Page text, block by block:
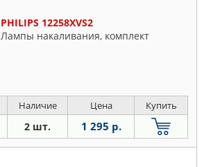
PHILIPS 12258XVS2
Лампы накаливания, комплект
Наличие Цена Купить
2 шт. 1 295 р.